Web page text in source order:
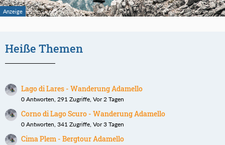
Heiße Themen
Lago di Lares - Wanderung Adamello
0 Antworten, 291 Zugriffe, Vor 2 Tagen
Corno di Lago Scuro - Wanderung Adamello
0 Antworten, 341 Zugriffe, Vor 3 Tagen
Cima Plem - Bergtour Adamello